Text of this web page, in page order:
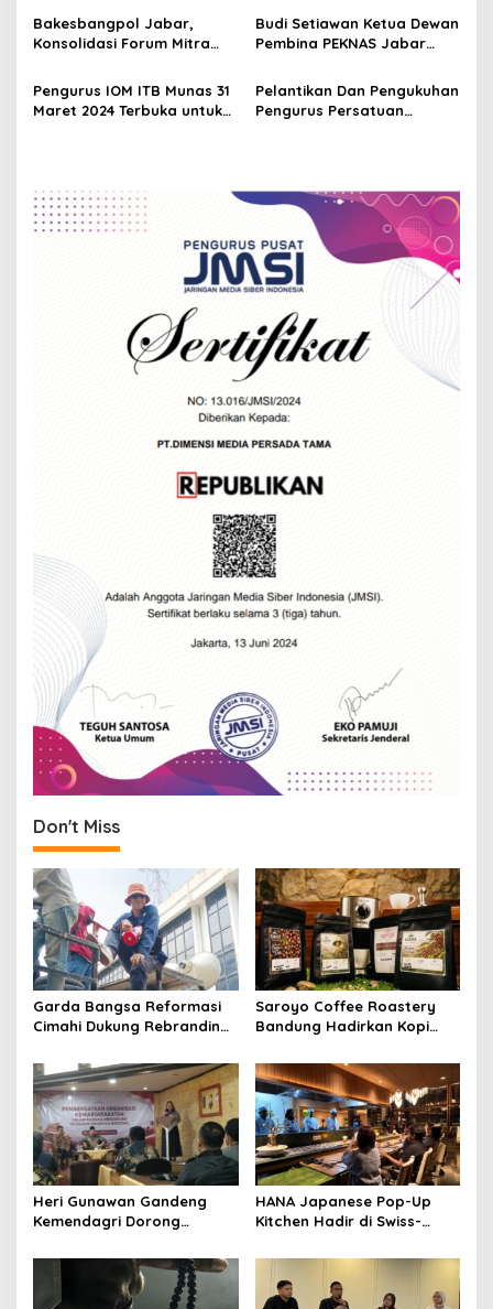
t
i
o
n
Meneguhkan Konsolidasi
Organisasi
Bakesbangpol Jabar,
Konsolidasi Forum Mitra
Mendukung Pelaksanaan
Pilkada 2024
Budi Setiawan Ketua Dewan
Pembina PEKNAS Jabar
Konsolidasi di Bandung
Pengurus IOM ITB Munas 31
Maret 2024 Terbuka untuk
Pelantikan Dan Pengukuhan
Pengurus Persatuan
Don't Miss
Garda Bangsa Reformasi
Cimahi Dukung Rebranding
Harus Diikuti Reformasi
Pelayanan
Saroyo Coffee Roastery
Bandung Hadirkan Kopi
Rasa Khas Nusantara
Heri Gunawan Gandeng
Kemendagri Dorong
Sukabumi
HANA Japanese Pop-Up
Kitchen Hadir di Swiss-
Bandung, Tawarkan
Pengalaman Omakase
Eksklusif